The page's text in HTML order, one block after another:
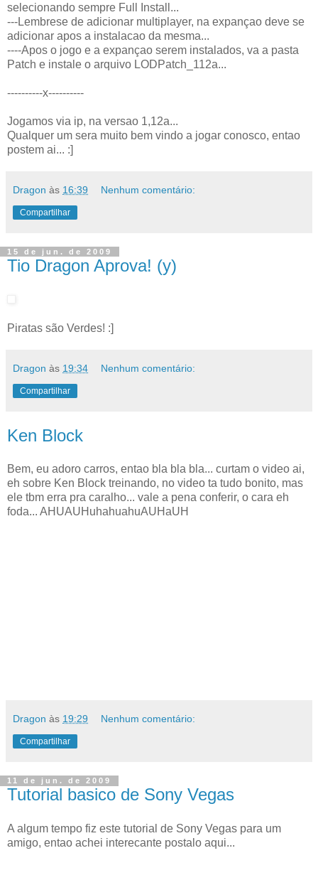
selecionando sempre Full Install...
---Lembrese de adicionar multiplayer, na expançao deve se
adicionar apos a instalacao da mesma...
----Apos o jogo e a expançao serem instalados, va a pasta
Patch e instale o arquivo LODPatch_112a...
----------x----------
Jogamos via ip, na versao 1,12a...
Qualquer um sera muito bem vindo a jogar conosco, entao
postem ai... :]
Dragon às 16:39 Nenhum comentário:
Compartilhar
15 de jun. de 2009
Tio Dragon Aprova! (y)
Piratas são Verdes! :]
Dragon às 19:34 Nenhum comentário:
Compartilhar
Ken Block
Bem, eu adoro carros, entao bla bla bla... curtam o video ai,
eh sobre Ken Block treinando, no video ta tudo bonito, mas
ele tbm erra pra caralho... vale a pena conferir, o cara eh
foda... AHUAUHuhahuahuAUHaUH
Dragon às 19:29 Nenhum comentário:
Compartilhar
11 de jun. de 2009
Tutorial basico de Sony Vegas
A algum tempo fiz este tutorial de Sony Vegas para um
amigo, entao achei interecante postalo aqui...